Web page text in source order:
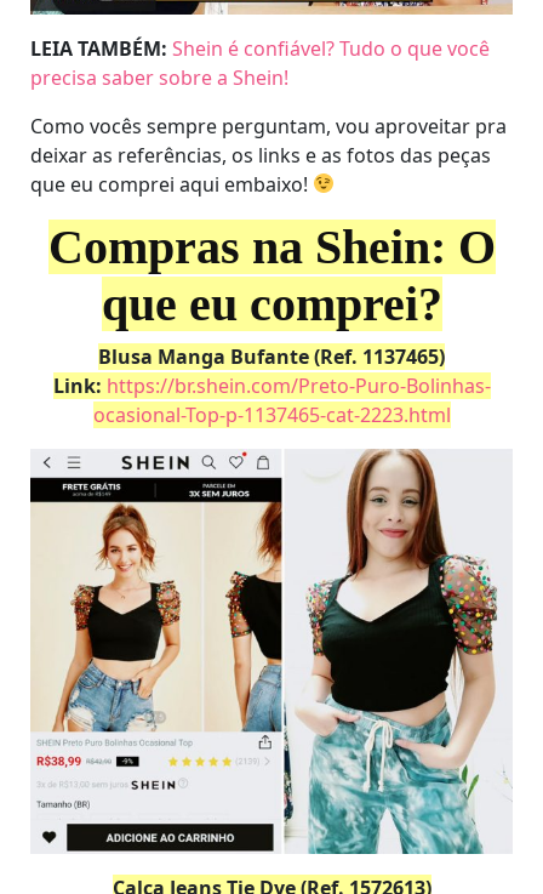
LEIA TAMBÉM: Shein é confiável? Tudo o que você
precisa saber sobre a Shein!
Como vocês sempre perguntam, vou aproveitar pra
deixar as referências, os links e as fotos das peças
que eu comprei aqui embaixo!
Compras na Shein: O
que eu comprei?
Blusa Manga Bufante (Ref. 1137465)
Link: https://br.shein.com/Preto-Puro-Bolinhas-
ocasional-Top-p-1137465-cat-2223.html
Calça Jeans Tie Dye (Ref. 1572613)